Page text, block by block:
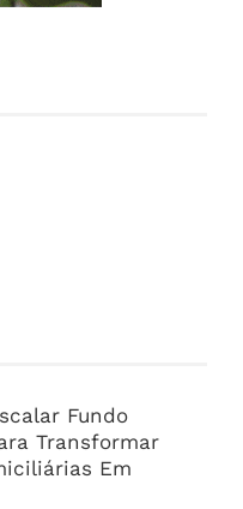
Fundo
Transformar
Em